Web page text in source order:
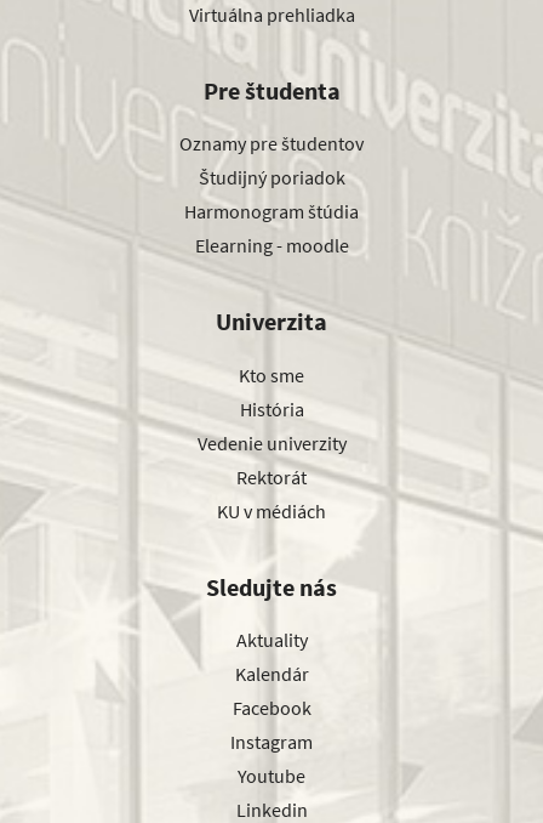
Virtuálna prehliadka
Pre študenta
Oznamy pre študentov
Študijný poriadok
Harmonogram štúdia
Elearning - moodle
Univerzita
Kto sme
História
Vedenie univerzity
Rektorát
KU v médiách
Sledujte nás
Aktuality
Kalendár
Facebook
Instagram
Youtube
Linkedin